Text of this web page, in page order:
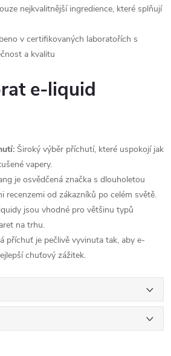
nejkvalitnější ingredience, které splňují
v certifikovaných laboratořích s
a kvalitu
e-liquid
Široký výběr příchutí, které uspokojí jak
vapery.
je osvědčená značka s dlouholetou
recenzemi od zákazníků po celém světě.
jsou vhodné pro většinu typů
na trhu.
příchuť je pečlivě vyvinuta tak, aby e-
chuťový zážitek.